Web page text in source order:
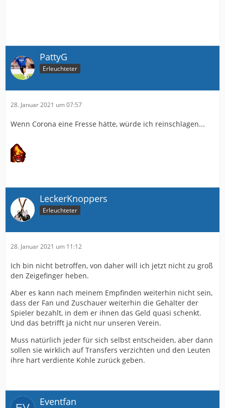
PattyG
Erleuchteter
28. Januar 2021 um 07:57
Wenn Corona eine Fresse hätte, würde ich reinschlagen...
LeckerKnoppers
Erleuchteter
28. Januar 2021 um 11:12
Ich bin nicht betroffen, von daher will ich jetzt nicht zu groß
den Zeigefinger heben.
Aber es kann nach meinem Empfinden weiterhin nicht sein,
dass der Fan und Zuschauer weiterhin die Gehälter der
Spieler bezahlt, in dem er ihnen das Geld quasi schenkt.
Und das betrifft ja nicht nur unseren Verein.
Muss natürlich jeder für sich selbst entscheiden, aber dann
sollen sie wirklich auf Transfers verzichten und den Leuten
ihre hart verdiente Kohle zurück geben.
Eventfan